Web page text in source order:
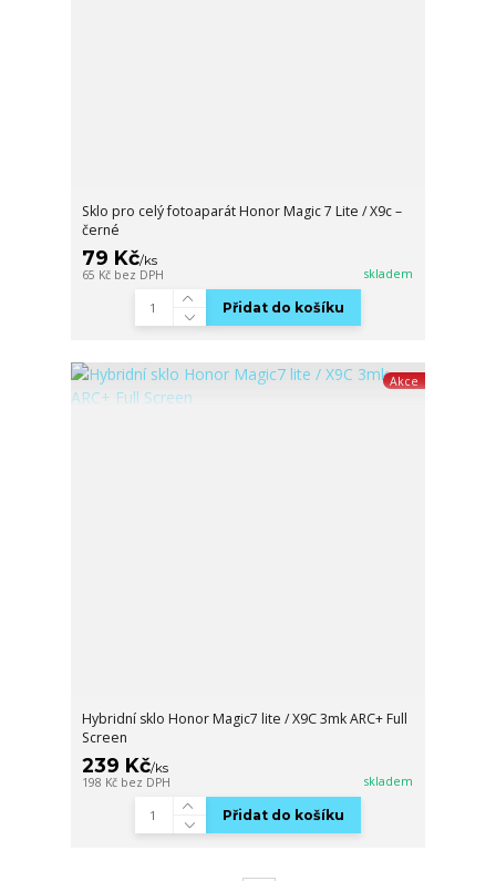
Sklo pro celý fotoaparát Honor Magic 7 Lite / X9c –
černé
79 Kč/ks
65 Kč bez DPH skladem
Přidat do košíku
Akce
Hybridní sklo Honor Magic7 lite / X9C 3mk ARC+ Full
Screen
239 Kč/ks
198 Kč bez DPH skladem
Přidat do košíku